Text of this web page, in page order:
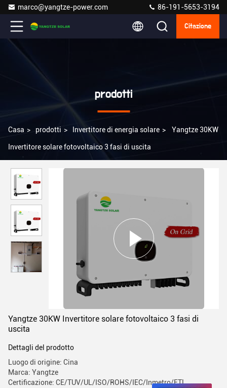
marco@yangtze-power.com 86-191-5653-3194
Citazione
prodotti
Casa > prodotti > Invertitore di energia solare > Yangtze 30KW
Invertitore solare fotovoltaico 3 fasi di uscita
Yangtze 30KW Invertitore solare fotovoltaico 3 fasi di
uscita
Dettagli del prodotto
Luogo di origine: Cina
Marca: Yangtze
Certificazione: CE/TUV/UL/ISO/ROHS/IEC/Inmetro/ETL